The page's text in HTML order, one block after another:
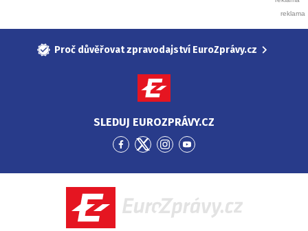
Proč důvěřovat zpravodajství EuroZprávy.cz
SLEDUJ EUROZPRÁVY.CZ
Přejít
Facebook
Přejít
Twitter
Přejít
Instagram
Přejít
YouTube
EuroZprávy.cz